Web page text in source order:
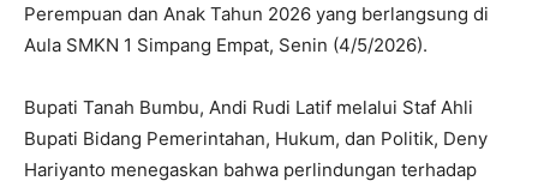
Perempuan dan Anak Tahun 2026 yang berlangsung di
Aula SMKN 1 Simpang Empat, Senin (4/5/2026).
Bupati Tanah Bumbu, Andi Rudi Latif melalui Staf Ahli
Bupati Bidang Pemerintahan, Hukum, dan Politik, Deny
Hariyanto menegaskan bahwa perlindungan terhadap